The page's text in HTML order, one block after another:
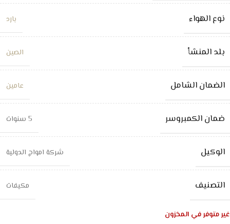
نوع الهواء بارد
بلد المنشأ الصين
الضمان الشامل عامين
ضمان الكمبروسر 5 سنوات
الوكيل شركة امواج الدولية
التصنيف مكيفات
غير متوفر في المخزون